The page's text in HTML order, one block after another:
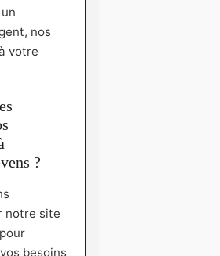
nos
votre
?
notre site
besoins